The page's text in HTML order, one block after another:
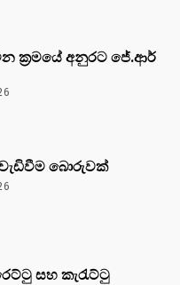
ක්‍රමයේ අනුරට ජේ.ආර්
වැඩිවීම බොරුවක්
සහ කැරැට්ටු